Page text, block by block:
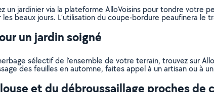
un jardinier via la plateforme AlloVoisins pour tondre votre
beaux jours. L’utilisation du coupe-bordure peaufinera le
un jardin soigné
sélectif de l’ensemble de votre terrain, trouvez sur
des feuilles en automne, faites appel à un artisan ou à
et du débroussaillage proches de